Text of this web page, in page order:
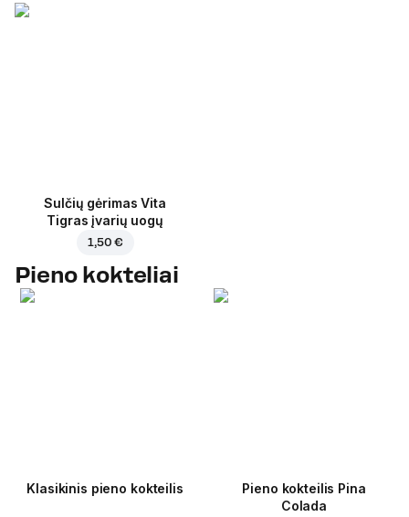
Sulčių gėrimas Vita
Tigras įvarių uogų
1,50 €
Pieno kokteliai
Klasikinis pieno kokteilis
Pieno kokteilis Pina
Colada